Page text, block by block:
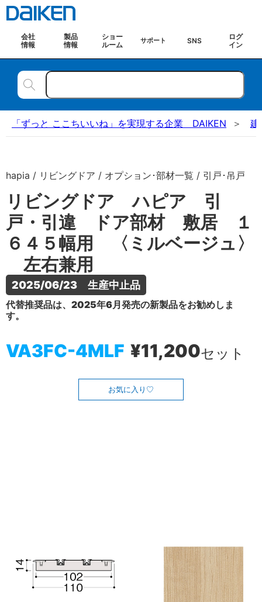
会社
情報
製品
情報
ショー
ルーム
サポート SNS
ログ
イン
「ずっと ここちいいね」を実現する企業 DAIKEN 建
hapia / リビングドア / オプション･部材一覧 / 引戸･吊戸
リビングドア ハピア 引
戸・引違 ドア部材 敷居 １
６４５幅用 〈ミルベージュ〉
左右兼用
2025/06/23　生産中止品
代替推奨品は、2025年6月発売の新製品をお勧めしま
す。
VA3FC-4MLF ¥11,200セット
お気に入り